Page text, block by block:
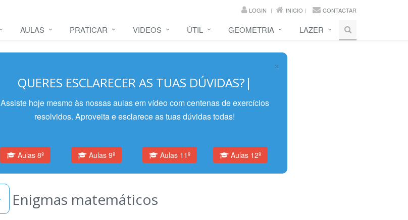
LOGIN INICIO CONTACTAR
AULAS PRATICAR VIDEOS ÚTIL GEOMETRIA LAZER
×
QUERES ESCLARECER AS TUAS DÚVIDAS? |
Assiste hoje mesmo às nossas aulas em vídeo com centenas de exercícios
resolvidos. Aproveita e esclarece as tuas dúvidas todas!
Aulas 8º Aulas 9º Aulas 11º Aulas 12º
Enigmas matemáticos